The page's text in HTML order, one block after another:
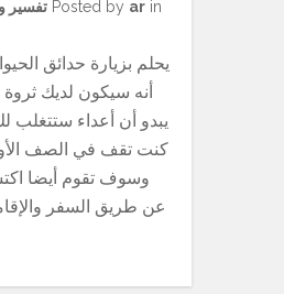
Posted by arin تفسير
يحلم بزيارة حدائق
أنه سيكون لديك ثروة
يبدو أن أعداء ستتغلب
كنت تقف في الصف
وسوف تقوم أيضا
عن طريق السفر